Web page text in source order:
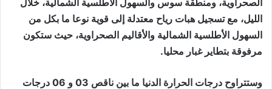
الليل، مع تسجيل هبات رياح معتدلة إلى قوية نوعا ما بكل من
السهول الأطلسية الشمالية والأقاليم الصحراوية، حيث ستكون
مرفوقة بتطاير غبار محليا.
وستتراوح درجات الحرارة الدنيا ما بين ناقص 03 و 06 درجات